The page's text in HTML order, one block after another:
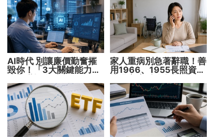
AI時代 別讓廉價勤奮摧
毀你！「3大關鍵能力」
家人重病別急著辭職！善
用1966、1955長照資源